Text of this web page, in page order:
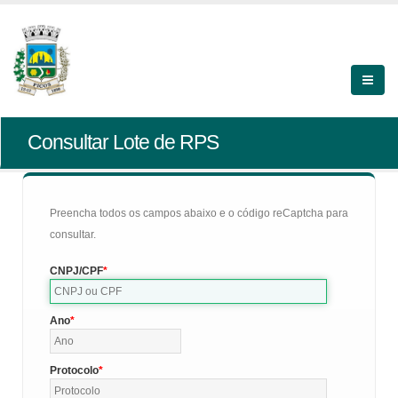
Consultar Lote de RPS
Preencha todos os campos abaixo e o código reCaptcha para
consultar.
CNPJ/CPF
Ano
Protocolo